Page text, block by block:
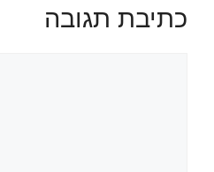
כתיבת תגובה